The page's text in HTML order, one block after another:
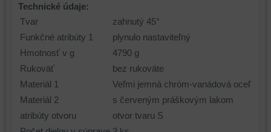
Technické údaje:
Tvar
zahnutý 45°
Funkčné atribúty 1
plynulo nastaviteľný
Hmotnosť v g
4790 g
Rukoväť
bez rukoväte
Materiál 1
Veľmi jemná chróm-vanádová oceľ
Materiál 2
s červeným práškovým lakom
atribúty otvoru
otvor tvaru S